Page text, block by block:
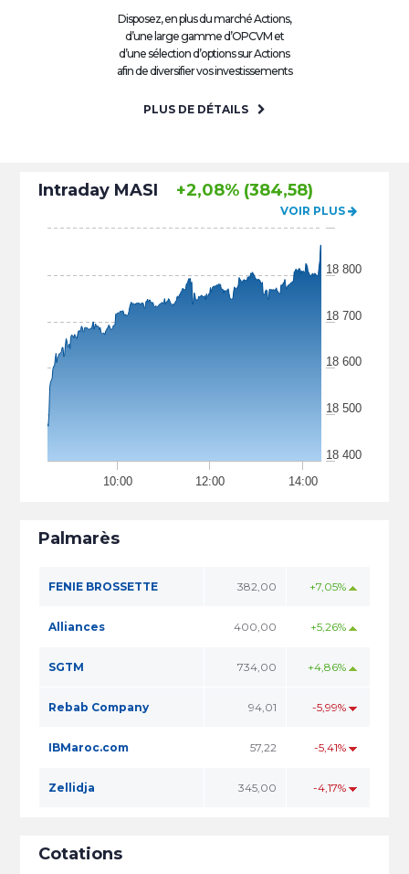
Disposez, en plus du marché Actions,
d’une large gamme d’OPCVM et
d’une sélection d’options sur Actions
afin de diversifier vos investissements
PLUS DE DÉTAILS
Intraday MASI +2,08% (384,58)
VOIR PLUS
10:00 12:00 14:00
18 400
18 500
18 600
18 700
18 800
Palmarès
FENIE BROSSETTE 382,00 +7,05%
Alliances 400,00 +5,26%
SGTM 734,00 +4,86%
Rebab Company 94,01 -5,99%
IBMaroc.com 57,22 -5,41%
Zellidja 345,00 -4,17%
Cotations